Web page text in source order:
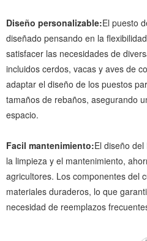
Diseño personalizable:El puesto
diseñado pensando en la
satisfacer las necesidades de
incluidos cerdos, vacas y aves de
adaptar el diseño de los puestos
tamaños de rebaños, asegurando
espacio.
Facil mantenimiento:El diseño
la limpieza y el mantenimiento,
agricultores. Los componentes del
materiales duraderos, lo que
necesidad de reemplazos